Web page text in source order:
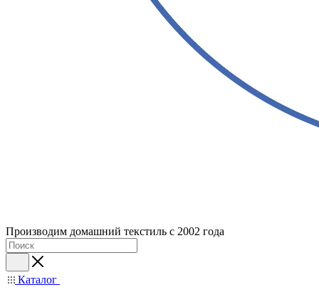
Производим домашний текстиль с 2002 года
Каталог